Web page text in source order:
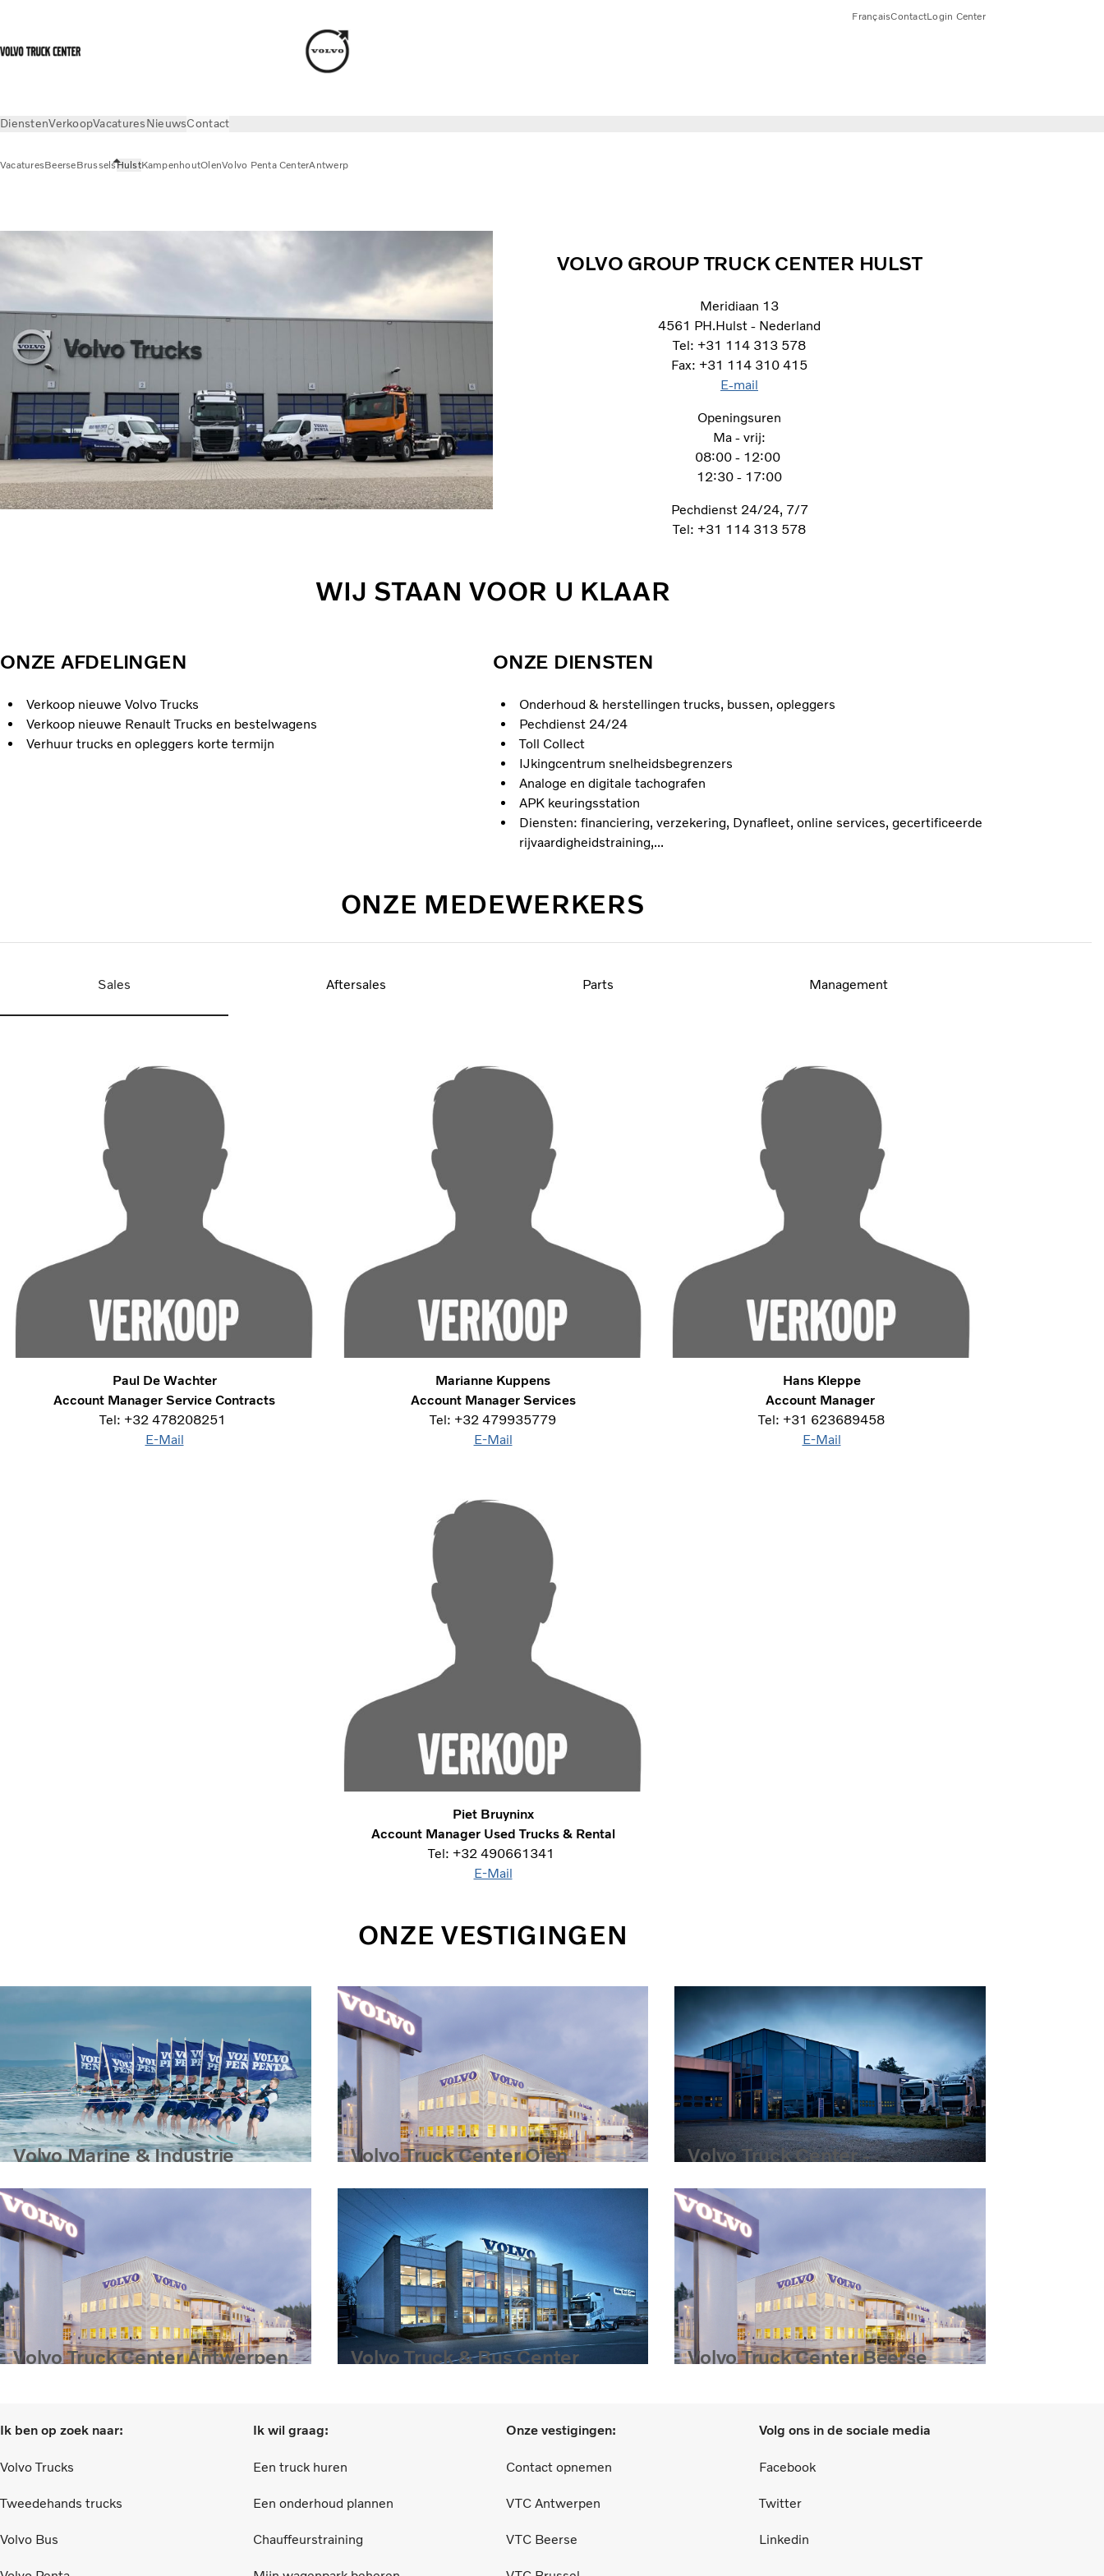
FrançaisContactLogin Center
DienstenVerkoopVacaturesNieuwsContact
VacaturesBeerseBrusselsHulstKampenhoutOlenVolvo Penta CenterAntwerp
VOLVO GROUP TRUCK CENTER HULST
Meridiaan 13
4561 PH.Hulst - Nederland
Tel: +31 114 313 578
Fax: +31 114 310 415
E-mail
Openingsuren
Ma - vrij:
08:00 - 12:00
12:30 - 17:00
Pechdienst 24/24, 7/7
Tel: +31 114 313 578
WIJ STAAN VOOR U KLAAR
ONZE AFDELINGEN
Verkoop nieuwe Volvo Trucks
Verkoop nieuwe Renault Trucks en bestelwagens
Verhuur trucks en opleggers korte termijn
ONZE DIENSTEN
Onderhoud & herstellingen trucks, bussen, opleggers
Pechdienst 24/24
Toll Collect
IJkingcentrum snelheidsbegrenzers
Analoge en digitale tachografen
APK keuringsstation
Diensten: financiering, verzekering, Dynafleet, online services, gecertificeerde
rijvaardigheidstraining,...
ONZE MEDEWERKERS
Sales Aftersales Parts Management
Paul De Wachter
Account Manager Service Contracts
Tel: +32 478208251
E-Mail
Marianne Kuppens
Account Manager Services
Tel: +32 479935779
E-Mail
Piet Bruyninx
Account Manager Used Trucks & Rental
Tel: +32 490661341
E-Mail
Hans Kleppe
Account Manager
Tel: +31 623689458
E-Mail
ONZE VESTIGINGEN
Volvo Marine & Industrie
Volvo Truck Center Olen
Volvo Truck Center -
Volvo Truck Center Antwerpen
Volvo Truck & Bus Center
Volvo Truck Center Beerse
Ik ben op zoek naar:
Volvo Trucks
Tweedehands trucks
Volvo Bus
Ik wil graag:
Een truck huren
Een onderhoud plannen
Chauffeurstraining
Onze vestigingen:
Contact opnemen
VTC Antwerpen
VTC Beerse
Volg ons in de sociale media
Facebook
Twitter
Linkedin